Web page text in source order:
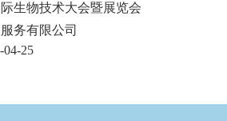
生物技术大会暨展览会
务有限公司
04-25